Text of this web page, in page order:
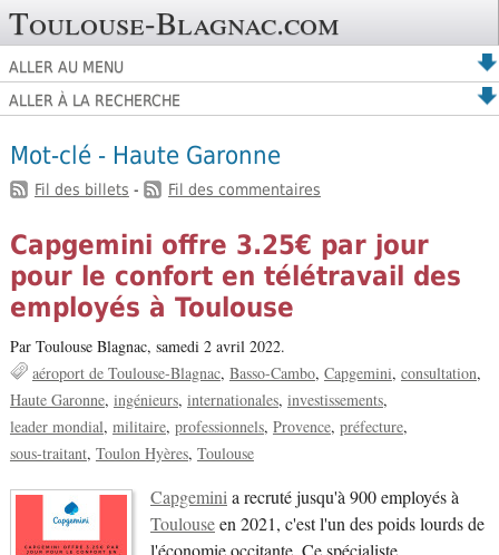
Toulouse-Blagnac.com
ALLER AU MENU
ALLER À LA RECHERCHE
Mot-clé - Haute Garonne
Fil des billets - Fil des commentaires
Capgemini offre 3.25€ par jour
pour le confort en télétravail des
employés à Toulouse
Par Toulouse Blagnac, samedi 2 avril 2022.
aéroport de Toulouse-Blagnac Basso-Cambo Capgemini consultation
Haute Garonne ingénieurs internationales investissements
leader mondial militaire professionnels Provence préfecture
sous-traitant Toulon Hyères Toulouse
Capgeminia recruté jusqu'à 900 employés à
Toulouseen 2021, c'est l'un des poids lourds de